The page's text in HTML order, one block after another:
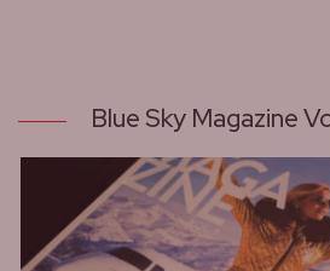
Blue Sky Magazine